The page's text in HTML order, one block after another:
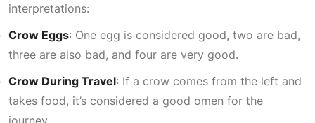
interpretations:
Crow Eggs: One egg is considered good, two are bad,
three are also bad, and four are very good.
Crow During Travel: If a crow comes from the left and
takes food, it’s considered a good omen for the
journey.